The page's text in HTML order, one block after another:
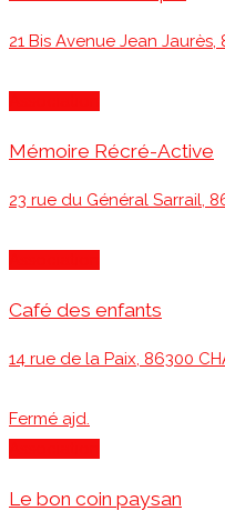
21 Bis Avenue Jean Jaurès,
Mémoire Récré-Active
23 rue du Général Sarrail,
Café des enfants
14 rue de la Paix, 86300
Fermé ajd.
Le bon coin paysan